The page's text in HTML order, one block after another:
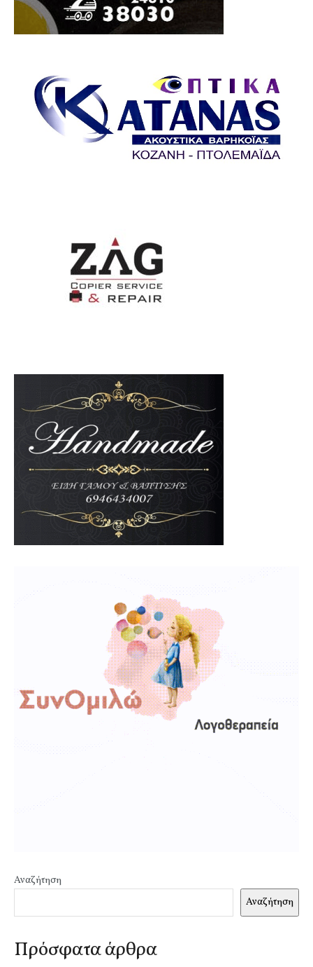
Αναζήτηση
Αναζήτηση
Πρόσφατα άρθρα